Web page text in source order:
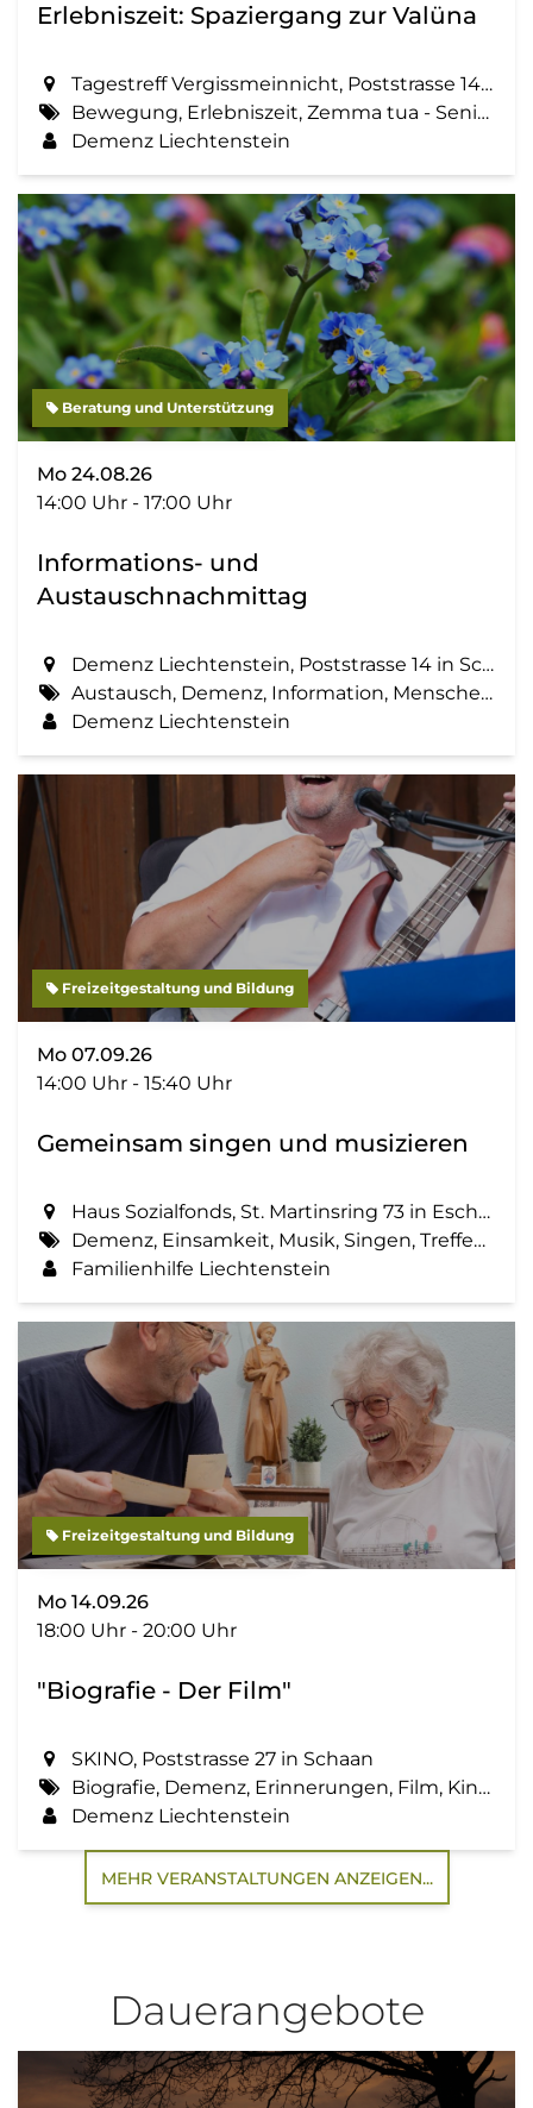
Erlebniszeit: Spaziergang zur Valüna
Tagestreff Vergissmeinnicht, Poststrasse 14 in Schaan
Bewegung, Erlebniszeit, Zemma tua - Senioren gemeinsam aktiv, Spaziergang, Geselligkeit
Demenz Liechtenstein
Beratung und Unterstützung
Mo 24.08.26
14:00 Uhr - 17:00 Uhr
Informations- und
Austauschnachmittag
Demenz Liechtenstein, Poststrasse 14 in Schaan
Austausch, Demenz, Information, Menschen mit Demenz, Zemma tua - Senioren gemeinsam aktiv
Demenz Liechtenstein
Freizeitgestaltung und Bildung
Mo 07.09.26
14:00 Uhr - 15:40 Uhr
Gemeinsam singen und musizieren
Haus Sozialfonds, St. Martinsring 73 in Eschen
Demenz, Einsamkeit, Musik, Singen, Treffen, Zemma tua - Senioren gemeinsam aktiv
Familienhilfe Liechtenstein
Freizeitgestaltung und Bildung
Mo 14.09.26
18:00 Uhr - 20:00 Uhr
"Biografie - Der Film"
SKINO, Poststrasse 27 in Schaan
Biografie, Demenz, Erinnerungen, Film, Kino, Lebensgeschichte, Zemma tua - Senioren gemeinsam aktiv
Demenz Liechtenstein
MEHR VERANSTALTUNGEN ANZEIGEN...
Dauerangebote